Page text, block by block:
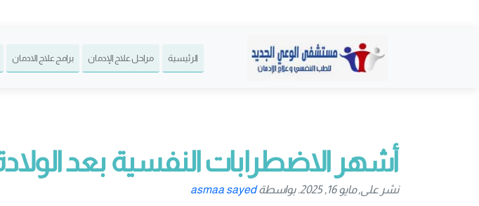
الرئيسية مراحل علاج الإدمان برامج علاج الادمان
أشهر الاضطرابات النفسية بعد
نشر على, مايو 16, 2025. بواسطة asmaa sayed